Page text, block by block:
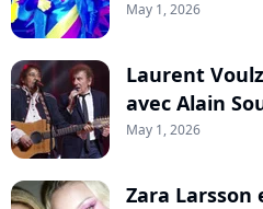
May 1, 2026
Laurent
avec Alain
May 1, 2026
Zara Larsson